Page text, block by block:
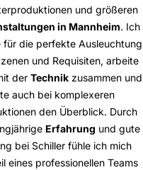
und größeren
in Mannheim. Ich
für die perfekte Ausleuchtung
und Requisiten, arbeite
der Technik zusammen und
auch bei komplexeren
den Überblick. Durch
Erfahrung und gute
bei Schiller fühle ich mich
eines professionellen Teams